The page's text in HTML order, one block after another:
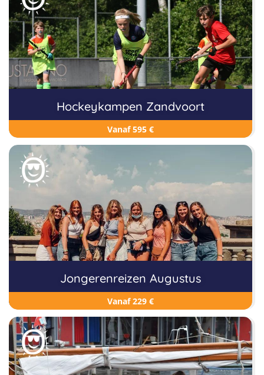
Hockeykampen Zandvoort
Vanaf 595 €
Jongerenreizen Augustus
Vanaf 229 €